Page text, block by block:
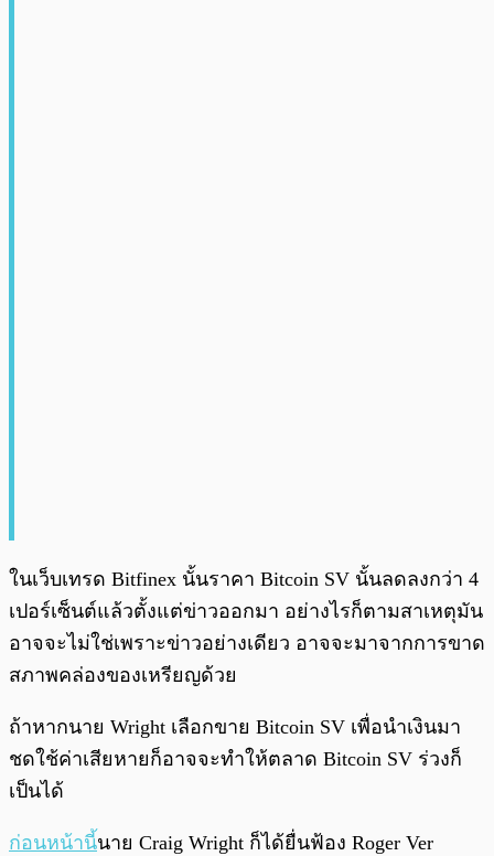
ในเว็บเทรด Bitfinex นั้นราคา Bitcoin SV นั้นลดลงกว่า 4
เปอร์เซ็นต์แล้วตั้งแต่ข่าวออกมา อย่างไรก็ตามสาเหตุมัน
อาจจะไม่ใช่เพราะข่าวอย่างเดียว อาจจะมาจากการขาด
สภาพคล่องของเหรียญด้วย
ถ้าหากนาย Wright เลือกขาย Bitcoin SV เพื่อนำเงินมา
ชดใช้ค่าเสียหายก็อาจจะทำให้ตลาด Bitcoin SV ร่วงก็
เป็นได้
ก่อนหน้านี้นาย Craig Wright ก็ได้ยื่นฟ้อง Roger Ver